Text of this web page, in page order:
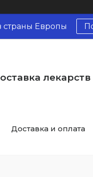
страны Европы
Доставка и оплата